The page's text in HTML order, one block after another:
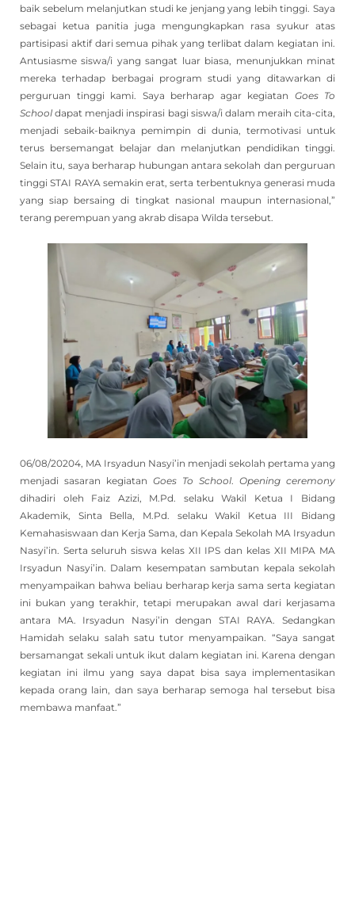
baik sebelum melanjutkan studi ke jenjang yang lebih tinggi. Saya
sebagai ketua panitia juga mengungkapkan rasa syukur atas
partisipasi aktif dari semua pihak yang terlibat dalam kegiatan ini.
Antusiasme siswa/i yang sangat luar biasa, menunjukkan minat
mereka terhadap berbagai program studi yang ditawarkan di
perguruan tinggi kami. Saya berharap agar kegiatan Goes To
School dapat menjadi inspirasi bagi siswa/i dalam meraih cita-cita,
menjadi sebaik-baiknya pemimpin di dunia, termotivasi untuk
terus bersemangat belajar dan melanjutkan pendidikan tinggi.
Selain itu, saya berharap hubungan antara sekolah dan perguruan
tinggi STAI RAYA semakin erat, serta terbentuknya generasi muda
yang siap bersaing di tingkat nasional maupun internasional,”
terang perempuan yang akrab disapa Wilda tersebut.
06/08/20204, MA Irsyadun Nasyi’in menjadi sekolah pertama yang
menjadi sasaran kegiatan Goes To School. Opening ceremony
dihadiri oleh Faiz Azizi, M.Pd. selaku Wakil Ketua I Bidang
Akademik, Sinta Bella, M.Pd. selaku Wakil Ketua III Bidang
Kemahasiswaan dan Kerja Sama, dan Kepala Sekolah MA Irsyadun
Nasyi’in. Serta seluruh siswa kelas XII IPS dan kelas XII MIPA MA
Irsyadun Nasyi’in. Dalam kesempatan sambutan kepala sekolah
menyampaikan bahwa beliau berharap kerja sama serta kegiatan
ini bukan yang terakhir, tetapi merupakan awal dari kerjasama
antara MA. Irsyadun Nasyi’in dengan STAI RAYA. Sedangkan
Hamidah selaku salah satu tutor menyampaikan. “Saya sangat
bersamangat sekali untuk ikut dalam kegiatan ini. Karena dengan
kegiatan ini ilmu yang saya dapat bisa saya implementasikan
kepada orang lain, dan saya berharap semoga hal tersebut bisa
membawa manfaat.”